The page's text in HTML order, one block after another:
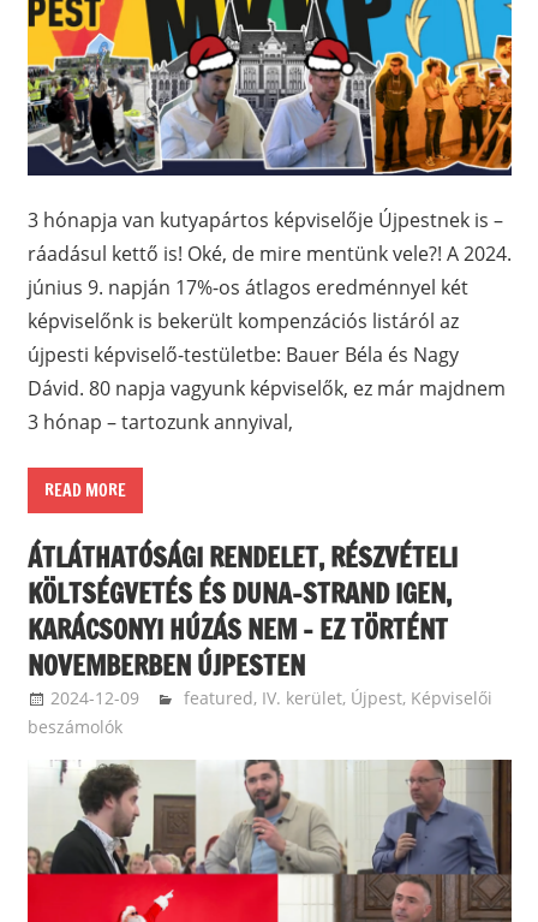
3 hónapja van kutyapártos képviselője Újpestnek is –
ráadásul kettő is! Oké, de mire mentünk vele?! A 2024.
június 9. napján 17%-os átlagos eredménnyel két
képviselőnk is bekerült kompenzációs listáról az
újpesti képviselő-testületbe: Bauer Béla és Nagy
Dávid. 80 napja vagyunk képviselők, ez már majdnem
3 hónap – tartozunk annyival,
READ MORE
ÁTLÁTHATÓSÁGI RENDELET, RÉSZVÉTELI
KÖLTSÉGVETÉS ÉS DUNA-STRAND IGEN,
KARÁCSONYI HÚZÁS NEM – EZ TÖRTÉNT
NOVEMBERBEN ÚJPESTEN
2024-12-09 ketfarkukutya
featured, IV. kerület, Újpest, Képviselői
beszámolók